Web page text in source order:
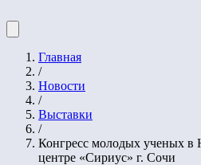
Главная
/
Новости
/
Выставки
/
Конгресс молодых ученых в
центре «Сириус» г. Сочи